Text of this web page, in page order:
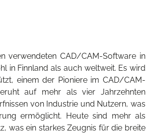
verwendeten CAD/CAM-Software in
in Finnland als auch weltweit. Es wird
einem der Pioniere im CAD/CAM-
auf mehr als vier Jahrzehnten
von Industrie und Nutzern, was
ermöglicht. Heute sind mehr als
was ein starkes Zeugnis für die breite